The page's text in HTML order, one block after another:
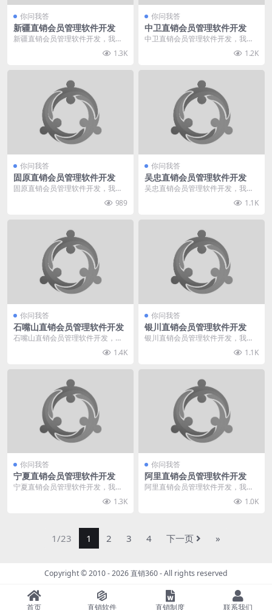
你问我答
新疆直销会员管理软件开发
新疆直销会员管理软件开发，我给
1.3K
你问我答
中卫直销会员管理软件开发
中卫直销会员管理软件开发，我给
1.2K
你问我答
固原直销会员管理软件开发
固原直销会员管理软件开发，我给
989
你问我答
吴忠直销会员管理软件开发
吴忠直销会员管理软件开发，我给
1.1K
你问我答
石嘴山直销会员管理软件开发
石嘴山直销会员管理软件开发，我
1.4K
你问我答
银川直销会员管理软件开发
银川直销会员管理软件开发，我给
1.1K
你问我答
宁夏直销会员管理软件开发
宁夏直销会员管理软件开发，我给
1.3K
你问我答
阿里直销会员管理软件开发
阿里直销会员管理软件开发，我给
1.0K
1/23 1 2 3 4 下一页 »
Copyright © 2010 - 2026直销360- All rights reserved
首页 直销软件 直销制度 联系我们